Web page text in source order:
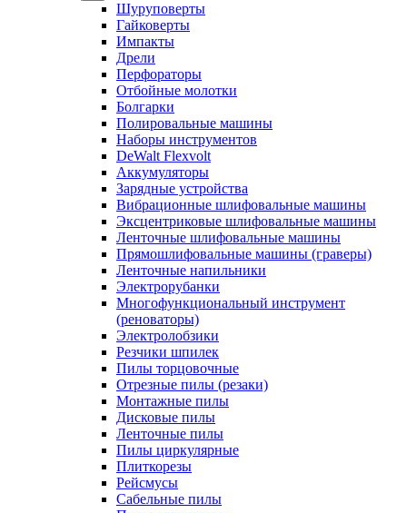
Шуруповерты
Гайковерты
Импакты
Дрели
Перфораторы
Отбойные молотки
Болгарки
Полировальные машины
Наборы инструментов
DeWalt Flexvolt
Аккумуляторы
Зарядные устройства
Вибрационные шлифовальные машины
Эксцентриковые шлифовальные машины
Ленточные шлифовальные машины
Прямошлифовальные машины (граверы)
Ленточные напильники
Электрорубанки
Многофункциональный инструмент
(реноваторы)
Электролобзики
Резчики шпилек
Пилы торцовочные
Отрезные пилы (резаки)
Монтажные пилы
Дисковые пилы
Ленточные пилы
Пилы циркулярные
Плиткорезы
Рейсмусы
Сабельные пилы